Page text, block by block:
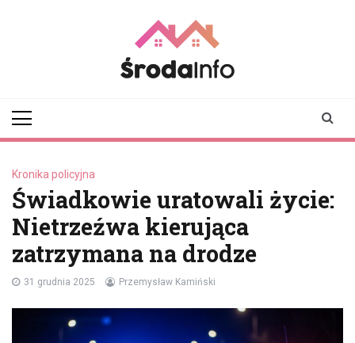
Kronika policyjna
Świadkowie uratowali życie:
Nietrzeźwa kierująca
zatrzymana na drodze
31 grudnia 2025 Przemysław Kamiński